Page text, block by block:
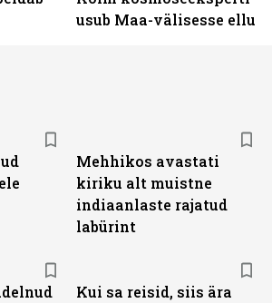
usub Maa-välisesse ellu
Mehhikos avastati
kiriku alt muistne
indiaanlaste rajatud
labürint
Kui sa reisid, siis ära